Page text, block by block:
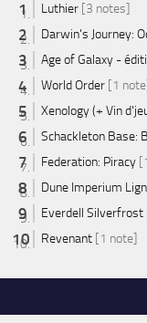
Luthier [3 notes]
Darwin's Journey:
Age of Galaxy -
World Order [1
Xenology (+ Vin
Schackleton Base:
Federation: Piracy
Dune Imperium
Everdell Silverfrost
Revenant [1 note]